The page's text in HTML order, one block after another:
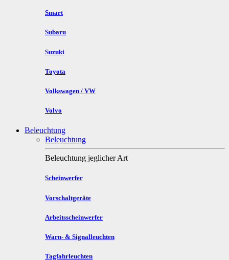
Smart
Subaru
Suzuki
Toyota
Volkswagen / VW
Volvo
Beleuchtung
Beleuchtung
Beleuchtung jeglicher Art
Scheinwerfer
Vorschaltgeräte
Arbeitsscheinwerfer
Warn- & Signalleuchten
Tagfahrleuchten